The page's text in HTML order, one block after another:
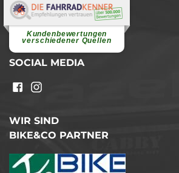
Kundenbewertungen
verschiedener Quellen
Elvira B.
Superschnelle und freundliche
weiterlesen
SOCIAL MEDIA
WIR SIND
BIKE&CO PARTNER